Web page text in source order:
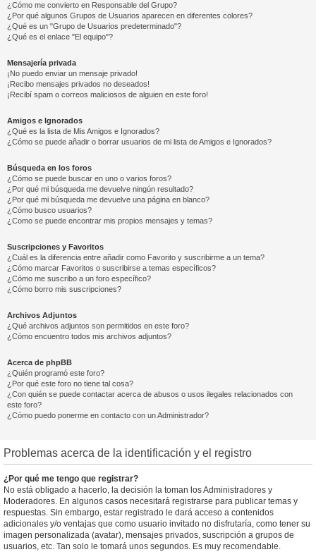
¿Cómo me convierto en Responsable del Grupo?
¿Por qué algunos Grupos de Usuarios aparecen en diferentes colores?
¿Qué es un "Grupo de Usuarios predeterminado"?
¿Qué es el enlace "El equipo"?
Mensajería privada
¡No puedo enviar un mensaje privado!
¡Recibo mensajes privados no deseados!
¡Recibí spam o correos maliciosos de alguien en este foro!
Amigos e Ignorados
¿Qué es la lista de Mis Amigos e Ignorados?
¿Cómo se puede añadir o borrar usuarios de mi lista de Amigos e Ignorados?
Búsqueda en los foros
¿Cómo se puede buscar en uno o varios foros?
¿Por qué mi búsqueda me devuelve ningún resultado?
¿Por qué mi búsqueda me devuelve una página en blanco?
¿Cómo busco usuarios?
¿Como se puede encontrar mis propios mensajes y temas?
Suscripciones y Favoritos
¿Cuál es la diferencia entre añadir como Favorito y suscribirme a un tema?
¿Cómo marcar Favoritos o suscribirse a temas específicos?
¿Cómo me suscribo a un foro específico?
¿Cómo borro mis suscripciones?
Archivos Adjuntos
¿Qué archivos adjuntos son permitidos en este foro?
¿Cómo encuentro todos mis archivos adjuntos?
Acerca de phpBB
¿Quién programó este foro?
¿Por qué este foro no tiene tal cosa?
¿Con quién se puede contactar acerca de abusos o usos ilegales relacionados con
este foro?
¿Cómo puedo ponerme en contacto con un Administrador?
Problemas acerca de la identificación y el registro
¿Por qué me tengo que registrar?
No está obligado a hacerlo, la decisión la toman los Administradores y
Moderadores. En algunos casos necesitará registrarse para publicar temas y
respuestas. Sin embargo, estar registrado le dará acceso a contenidos
adicionales y/o ventajas que como usuario invitado no disfrutaría, como tener su
imagen personalizada (avatar), mensajes privados, suscripción a grupos de
usuarios, etc. Tan solo le tomará unos segundos. Es muy recomendable.